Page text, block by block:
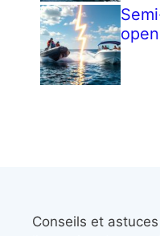
Conseils et